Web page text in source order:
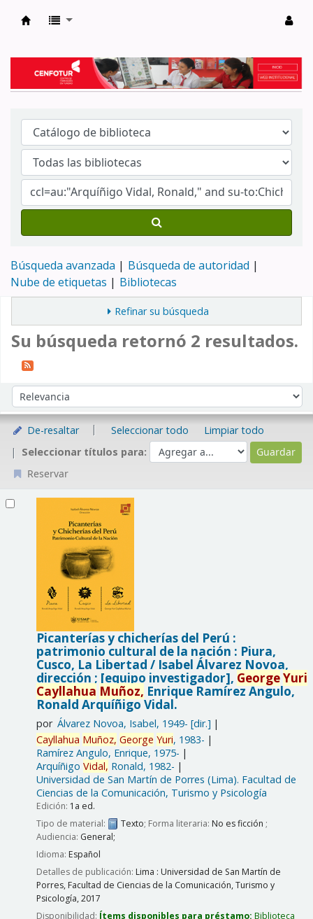
Búsqueda avanzada
Búsqueda de autoridad
Nube de etiquetas
Bibliotecas
Refinar su búsqueda
Su búsqueda retornó 2 resultados.
Ordenar por:
De-resaltar Seleccionar todo
Limpiar todo
Seleccionar títulos para:
Reservar
Picanterías y chicherías del Perú :
patrimonio cultural de la nación : Piura,
Cusco, La Libertad / Isabel Álvarez Novoa,
dirección ; [equipo investigador], GeorgeYuri
Cayllahua Muñoz, Enrique Ramírez Angulo,
Ronald Arquíñigo Vidal.
por Álvarez Novoa, Isabel, 1949- [dir.]
Cayllahua Muñoz, George Yuri, 1983-
Ramírez Angulo, Enrique, 1975-
Arquíñigo Vidal, Ronald, 1982-
Universidad de San Martín de Porres (Lima). Facultad de
Ciencias de la Comunicación, Turismo y Psicología
Edición: 1a ed.
Tipo de material:
Texto; Forma literaria: No es ficción ;
Audiencia: General;
Idioma: Español
Detalles de publicación: Lima : Universidad de San Martín de
Porres, Facultad de Ciencias de la Comunicación, Turismo y
Psicología,2017
Disponibilidad: Ítems disponibles para préstamo: Biblioteca